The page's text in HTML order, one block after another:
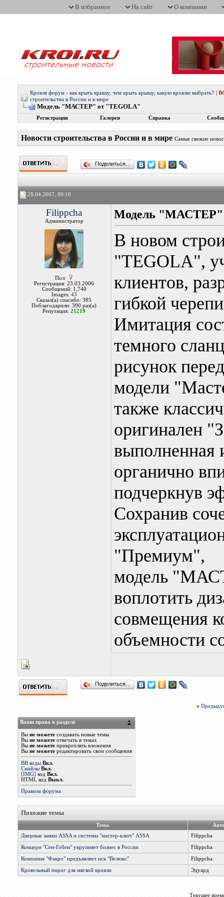
В избранное На сайт О компании
Кровля форум - как крыть крышу, чем крыть крышу, какую кровлю выбрать?
строительства в России и в мире
Модель "МАСТЕР" от "TEGOLA"
Регистрация Галерея Справка
Новости строительства в России и в мире Самые свежие
Поделиться…
28.04.2007, 09:10
Filippcha
Администратор
Пол:
Регистрация: 23.03.2006
Сообщений: 1,740
Images: 43
Сказал(а) спасибо: 385
Поблагодарили: 390 раз(а)
Репутация:21219
Модель "МАСТЕР"
В новом
"TEGOLA",
клиентов,
гибкой
Имитация
темного
рисунок
модели
также
оригинален
выполненная
органично
подчеркнув
Сохранив
"Премиум",
модель
воплотить
совмещения
объемности
Поделиться…
«
Ваши права в разделе
Вы не можетесоздавать новые темы
Вы не можетеотвечать в темах
Вы не можетеприкреплять вложения
Вы не можетередактировать свои сообщения
BB коды Вкл.
Смайлы Вкл.
[IMG] код Вкл.
HTML код Выкл.
Правила форума
Похожие темы
Тема
Дверные замки ASSA и системы "мастер-ключ" ASSA
Filippcha
Концерн "Сен-Гобен" укрупняет бизнес в России Filippcha
Компания "Факро" предъявляет иск "Велюкс" Filippcha
Кровельный пирог для мягкой кровли Эдуард
Текущее